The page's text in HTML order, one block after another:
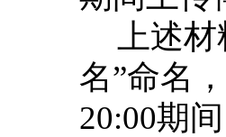
上述
名”命名
20:00期